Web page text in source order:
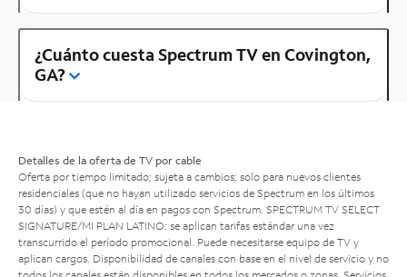
¿Cuánto cuesta Spectrum TV en Covington,
GA?
Detalles de la oferta de TV por cable
Oferta por tiempo limitado; sujeta a cambios; solo para nuevos clientes
residenciales (que no hayan utilizado servicios de Spectrum en los últimos
30 días) y que estén al día en pagos con Spectrum. SPECTRUM TV SELECT
SIGNATURE/MI PLAN LATINO: se aplican tarifas estándar una vez
transcurrido el período promocional. Puede necesitarse equipo de TV y
aplican cargos. Disponibilidad de canales con base en el nivel de servicio y no